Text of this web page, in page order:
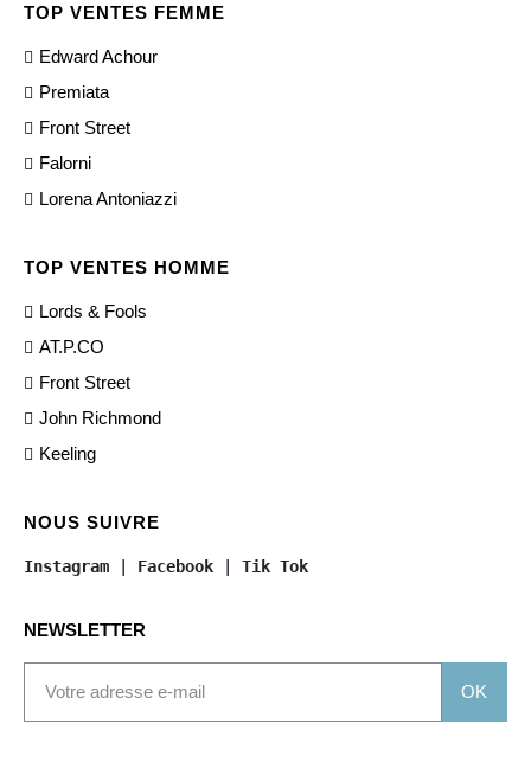
TOP VENTES FEMME
Edward Achour
Premiata
Front Street
Falorni
Lorena Antoniazzi
TOP VENTES HOMME
Lords & Fools
AT.P.CO
Front Street
John Richmond
Keeling
NOUS SUIVRE
Instagram | Facebook | Tik Tok
NEWSLETTER
OK